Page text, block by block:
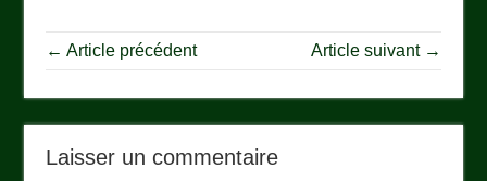
← Article précédent Article suivant →
Laisser un commentaire